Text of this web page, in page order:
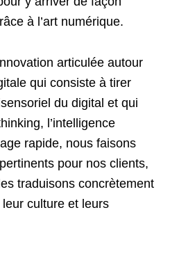
à l’art numérique.
articulée autour
qui consiste à tirer
du digital et qui
l’intelligence
rapide, nous faisons
pour nos clients,
traduisons concrètement
culture et leurs